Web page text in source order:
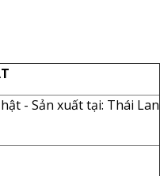
- Sản xuất tại: Thái Lan